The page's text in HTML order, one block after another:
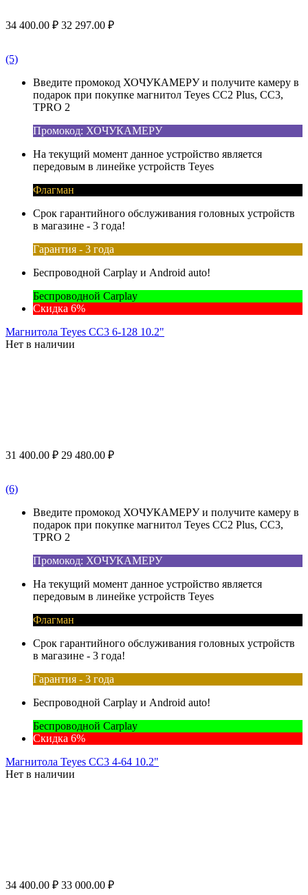
34 400.00 ₽ 32 297.00 ₽
(5)
Введите промокод ХОЧУКАМЕРУ и получите камеру в
подарок при покупке магнитол Teyes CC2 Plus, CC3,
TPRO 2
Промокод: ХОЧУКАМЕРУ
На текущий момент данное устройство является
передовым в линейке устройств Teyes
Флагман
Срок гарантийного обслуживания головных устройств
в магазине - 3 года!
Гарантия - 3 года
Беспроводной Carplay и Android auto!
Беспроводной Carplay
Скидка 6%
Магнитола Teyes CC3 6-128 10.2"
Нет в наличии
31 400.00 ₽ 29 480.00 ₽
(6)
Введите промокод ХОЧУКАМЕРУ и получите камеру в
подарок при покупке магнитол Teyes CC2 Plus, CC3,
TPRO 2
Промокод: ХОЧУКАМЕРУ
На текущий момент данное устройство является
передовым в линейке устройств Teyes
Флагман
Срок гарантийного обслуживания головных устройств
в магазине - 3 года!
Гарантия - 3 года
Беспроводной Carplay и Android auto!
Беспроводной Carplay
Скидка 6%
Магнитола Teyes CC3 4-64 10.2"
Нет в наличии
34 400.00 ₽ 33 000.00 ₽